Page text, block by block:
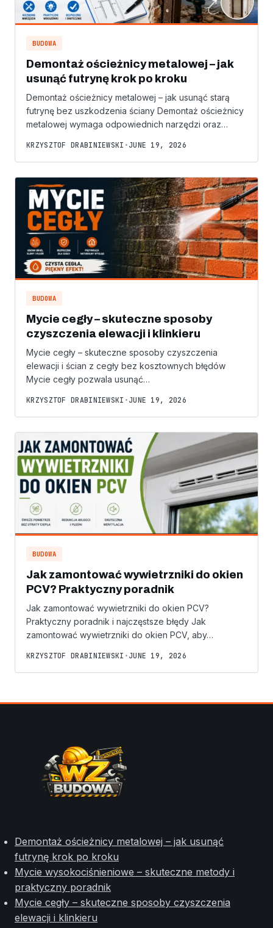
BUDOWA
Demontaż ościeżnicy metalowej – jak
usunąć futrynę krok po kroku
Demontaż ościeżnicy metalowej – jak usunąć starą
futrynę bez uszkodzenia ściany Demontaż ościeżnicy
metalowej wymaga odpowiednich narzędzi oraz…
KRZYSZTOF DRABINIEWSKI • JUNE 19, 2026
BUDOWA
Mycie cegły – skuteczne sposoby
czyszczenia elewacji i klinkieru
Mycie cegły – skuteczne sposoby czyszczenia
elewacji i ścian z cegły bez kosztownych błędów
Mycie cegły pozwala usunąć…
KRZYSZTOF DRABINIEWSKI • JUNE 19, 2026
BUDOWA
Jak zamontować wywietrzniki do okien
PCV? Praktyczny poradnik
Jak zamontować wywietrzniki do okien PCV?
Praktyczny poradnik i najczęstsze błędy Jak
zamontować wywietrzniki do okien PCV, aby…
KRZYSZTOF DRABINIEWSKI • JUNE 19, 2026
Demontaż ościeżnicy metalowej – jak usunąć
futrynę krok po kroku
Mycie wysokociśnieniowe – skuteczne metody i
praktyczny poradnik
Mycie cegły – skuteczne sposoby czyszczenia
elewacji i klinkieru